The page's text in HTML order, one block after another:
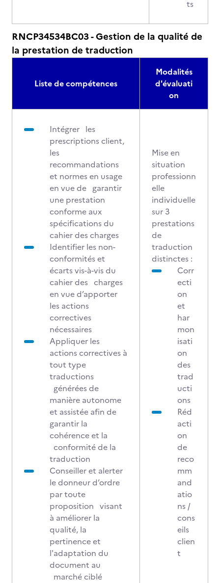
ts
RNCP34534BC03 - Gestion de la qualité de
la prestation de traduction
Liste de compétences
Modalités
d'évaluati
on
Intégrer les
prescriptions client,
les
recommandations
et normes en usage
en vue de garantir
une prestation
conforme aux
spécifications du
cahier des charges
Identifier les non-
conformités et
écarts vis-à-vis du
cahier des charges
en vue d’apporter
les actions
correctives
nécessaires
Appliquer les
actions correctives à
tout type
traductions
générées de
manière autonome
et assistée afin de
garantir la
cohérence et la
conformité de la
traduction
Conseiller et alerter
le donneur d’ordre
par toute
proposition visant
à améliorer la
qualité, la
pertinence et
l'adaptation du
document au
marché ciblé
Mise en
situation
professionn
elle
individuelle
sur 3
prestations
de
traduction
distinctes :
Corr
ecti
on
et
har
mon
isati
on
des
trad
ucti
ons
Réd
acti
on
de
reco
mm
and
atio
ns /
cons
eils
clien
t